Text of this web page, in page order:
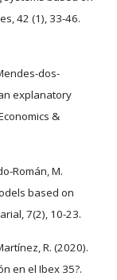
42 (1), 33-46.
dos-
explanatory
&
Román, M.
based on
7(2), 10-23.
R. (2020).
en el Ibex 35?.